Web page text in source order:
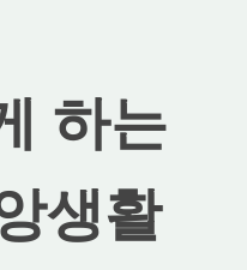
하는
생활